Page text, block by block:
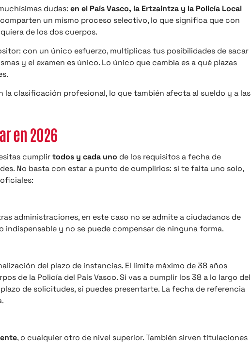
dudas: en el País Vasco, la Ertzaintza y la Policía Local
un mismo proceso selectivo, lo que significa que con
de los dos cuerpos.
con un único esfuerzo, multiplicas tus posibilidades de sacar
y el examen es único. Lo único que cambia es a qué plazas
la clasificación profesional, lo que también afecta al sueldo y a las
en 2026
cumplirtodos y cada uno de los requisitos a fecha de
No basta con estar a punto de cumplirlos: si te falta uno solo,
administraciones, en este caso no se admite a ciudadanos de
indispensable y no se puede compensar de ninguna forma.
del plazo de instancias. El límite máximo de 38 años
de la Policía del País Vasco. Si vas a cumplir los 38 a lo largo del
de solicitudes, sí puedes presentarte. La fecha de referencia
, o cualquier otro de nivel superior. También sirven titulaciones